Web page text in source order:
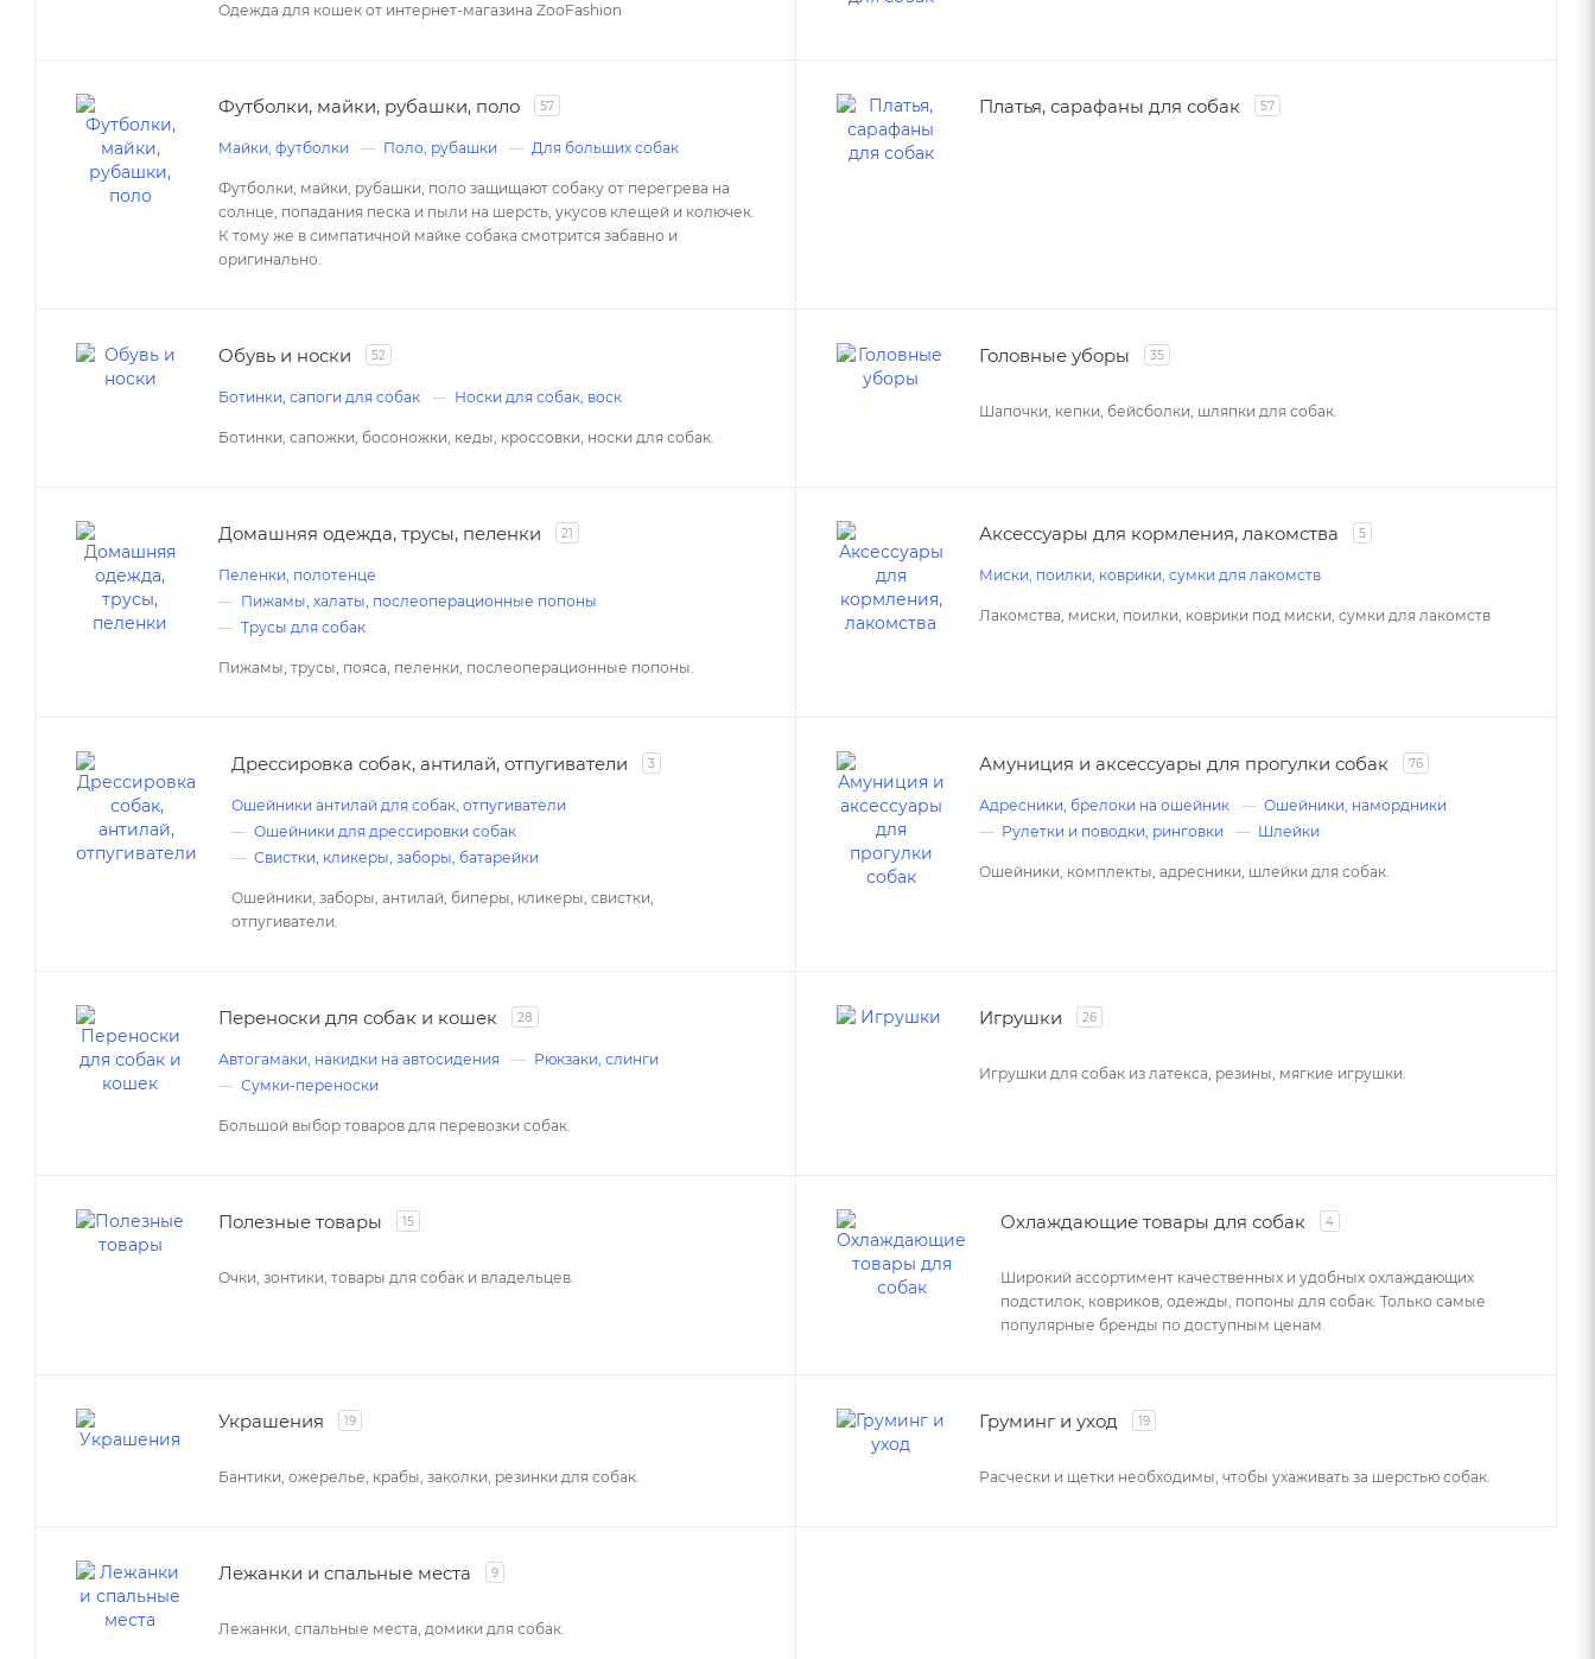
Одежда для кошек от интернет-магазина ZooFashion
Футболки, майки, рубашки, поло 57
Майки, футболки Поло, рубашки Для больших собак
Футболки, майки, рубашки, поло защищают собаку от перегрева на
солнце, попадания песка и пыли на шерсть, укусов клещей и колючек.
К тому же в симпатичной майке собака смотрится забавно и
оригинально.
Платья, сарафаны для собак 57
Обувь и носки 52
Ботинки, сапоги для собак Носки для собак, воск
Ботинки, сапожки, босоножки, кеды, кроссовки, носки для собак.
Головные уборы 35
Шапочки, кепки, бейсболки, шляпки для собак.
Домашняя одежда, трусы, пеленки 21
Пеленки, полотенце
Пижамы, халаты, послеоперационные попоны
Трусы для собак
Пижамы, трусы, пояса, пеленки, послеоперационные попоны.
Аксессуары для кормления, лакомства 5
Миски, поилки, коврики, сумки для лакомств
Лакомства, миски, поилки, коврики под миски, сумки для лакомств
Дрессировка собак, антилай, отпугиватели 3
Ошейники антилай для собак, отпугиватели
Ошейники для дрессировки собак
Свистки, кликеры, заборы, батарейки
Ошейники, заборы, антилай, биперы, кликеры, свистки,
отпугиватели.
Амуниция и аксессуары для прогулки собак 76
Адресники, брелоки на ошейник
Ошейники, намордники
Рулетки и поводки, ринговки
Шлейки
Ошейники, комплекты, адресники, шлейки для собак.
Переноски для собак и кошек 28
Автогамаки, накидки на автосидения
Рюкзаки, слинги
Сумки-переноски
Большой выбор товаров для перевозки собак.
Игрушки 26
Игрушки для собак из латекса, резины, мягкие игрушки.
Полезные товары 15
Очки, зонтики, товары для собак и владельцев.
Охлаждающие товары для собак 4
Широкий ассортимент качественных и удобных охлаждающих
подстилок, ковриков, одежды, попоны для собак. Только самые
популярные бренды по доступным ценам.
Украшения 19
Бантики, ожерелье, крабы, заколки, резинки для собак.
Груминг и уход 19
Расчески и щетки необходимы, чтобы ухаживать за шерстью собак.
Лежанки и спальные места 9
Лежанки, спальные места, домики для собак.